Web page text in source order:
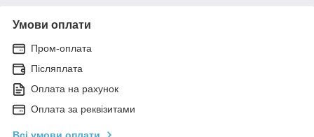
Умови оплати
Пром-оплата
Післяплата
Оплата на рахунок
Оплата за реквізитами
Всі умови оплати